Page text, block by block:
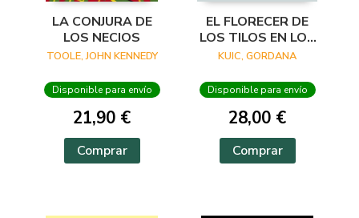
LA CONJURA DE
LOS NECIOS
TOOLE, JOHN KENNEDY
Disponible para envío
21,90 €
Comprar
EL FLORECER DE
LOS TILOS EN LOS
BALCANES
KUIC, GORDANA
Disponible para envío
28,00 €
Comprar